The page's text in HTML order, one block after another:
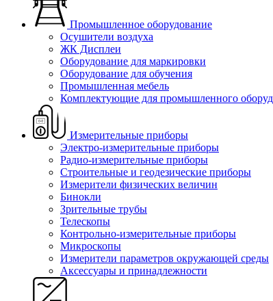
Промышленное оборудование
Осушители воздуха
ЖК Дисплеи
Оборудование для маркировки
Оборудование для обучения
Промышленная мебель
Комплектующие для промышленного
Измерительные приборы
Электро-измерительные приборы
Радио-измерительные приборы
Строительные и геодезические приборы
Измерители физических величин
Бинокли
Зрительные трубы
Телескопы
Контрольно-измерительные приборы
Микроскопы
Измерители параметров окружающей среды
Аксессуары и принадлежности